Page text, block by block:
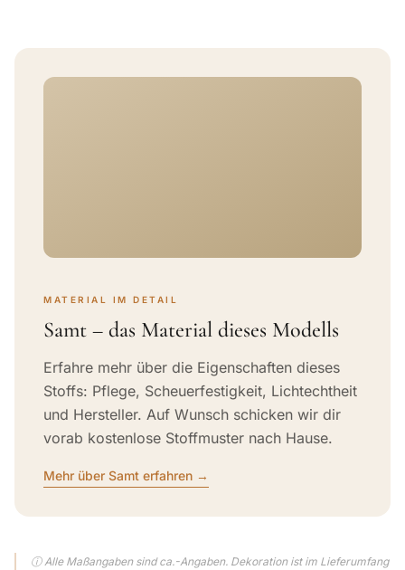
MATERIAL IM DETAIL
Samt – das Material dieses Modells
Erfahre mehr über die Eigenschaften dieses
Stoffs: Pflege, Scheuerfestigkeit, Lichtechtheit
und Hersteller. Auf Wunsch schicken wir dir
vorab kostenlose Stoffmuster nach Hause.
Mehr über Samt erfahren →
ⓘ Alle Maßangaben sind ca.-Angaben. Dekoration ist im Lieferumfang